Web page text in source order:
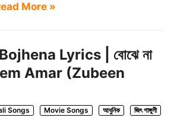
More »
Lyrics | বোঝে না
Amar (Zubeen
Songs Movie Songs আধুনিক জিৎ গাঙ্গুলী